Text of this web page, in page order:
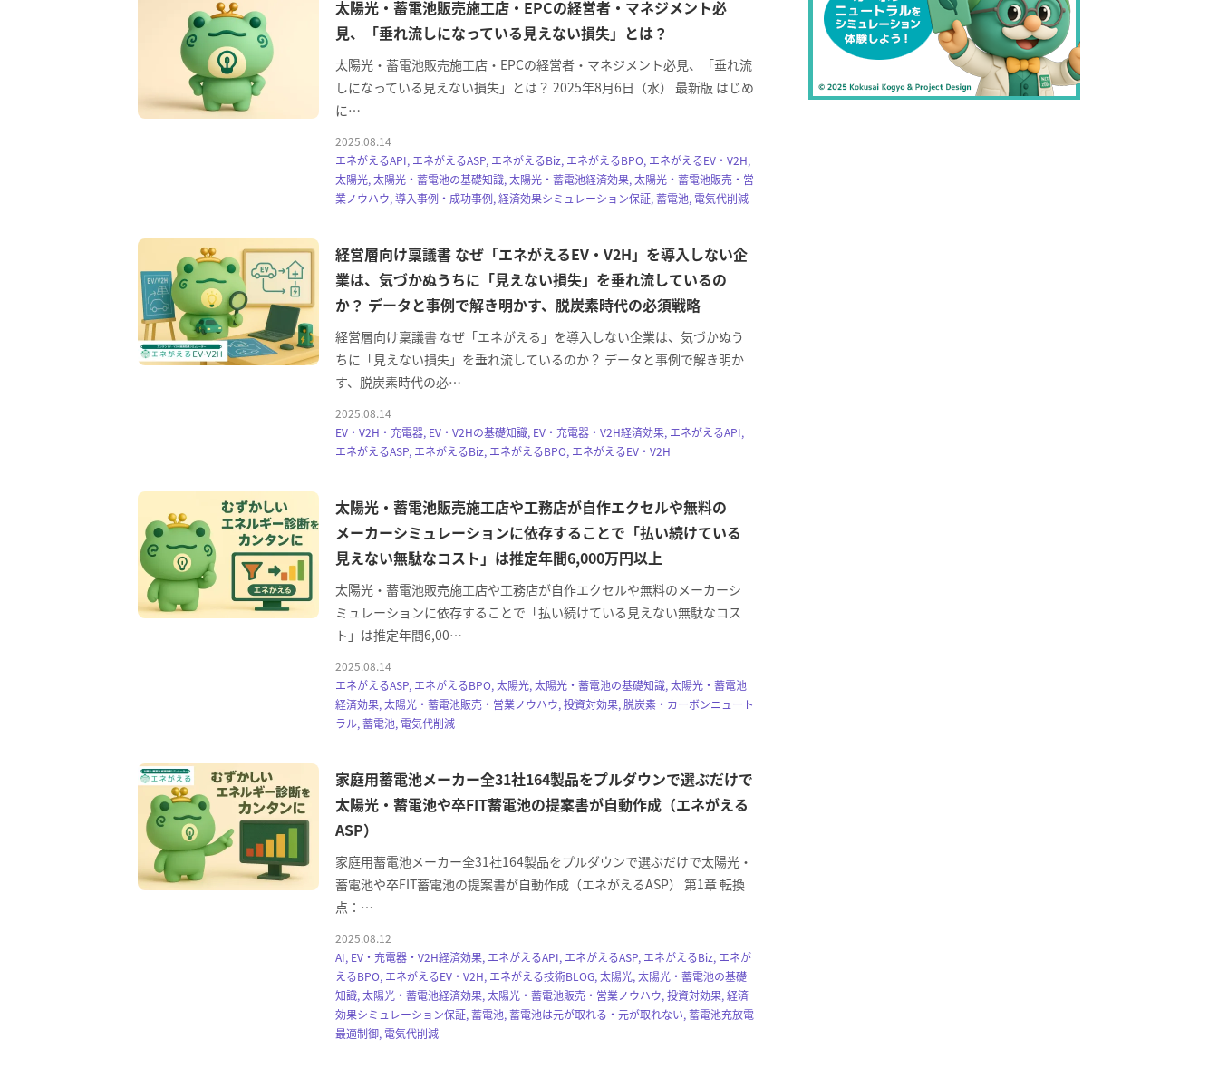
太陽光・蓄電池販売施工店・EPCの経営者・マネジメント必
見、「垂れ流しになっている見えない損失」とは？
太陽光・蓄電池販売施工店・EPCの経営者・マネジメント必見、「垂れ流
しになっている見えない損失」とは？ 2025年8月6日（水） 最新版 はじめ
に…
2025.08.14
エネがえるAPI, エネがえるASP, エネがえるBiz, エネがえるBPO, エネがえるEV・V2H,
太陽光, 太陽光・蓄電池の基礎知識, 太陽光・蓄電池経済効果, 太陽光・蓄電池販売・営
業ノウハウ, 導入事例・成功事例, 経済効果シミュレーション保証, 蓄電池, 電気代削減
経営層向け稟議書 なぜ「エネがえるEV・V2H」を導入しない企
業は、気づかぬうちに「見えない損失」を垂れ流しているの
か？ データと事例で解き明かす、脱炭素時代の必須戦略―
経営層向け稟議書 なぜ「エネがえる」を導入しない企業は、気づかぬう
ちに「見えない損失」を垂れ流しているのか？ データと事例で解き明か
す、脱炭素時代の必…
2025.08.14
EV・V2H・充電器, EV・V2Hの基礎知識, EV・充電器・V2H経済効果, エネがえるAPI,
エネがえるASP, エネがえるBiz, エネがえるBPO, エネがえるEV・V2H
太陽光・蓄電池販売施工店や工務店が自作エクセルや無料の
メーカーシミュレーションに依存することで「払い続けている
見えない無駄なコスト」は推定年間6,000万円以上
太陽光・蓄電池販売施工店や工務店が自作エクセルや無料のメーカーシ
ミュレーションに依存することで「払い続けている見えない無駄なコス
ト」は推定年間6,00…
2025.08.14
エネがえるASP, エネがえるBPO, 太陽光, 太陽光・蓄電池の基礎知識, 太陽光・蓄電池
経済効果, 太陽光・蓄電池販売・営業ノウハウ, 投資対効果, 脱炭素・カーボンニュート
ラル, 蓄電池, 電気代削減
家庭用蓄電池メーカー全31社164製品をプルダウンで選ぶだけで
太陽光・蓄電池や卒FIT蓄電池の提案書が自動作成（エネがえる
ASP）
家庭用蓄電池メーカー全31社164製品をプルダウンで選ぶだけで太陽光・
蓄電池や卒FIT蓄電池の提案書が自動作成（エネがえるASP） 第1章 転換
点：…
2025.08.12
AI, EV・充電器・V2H経済効果, エネがえるAPI, エネがえるASP, エネがえるBiz, エネが
えるBPO, エネがえるEV・V2H, エネがえる技術BLOG, 太陽光, 太陽光・蓄電池の基礎
知識, 太陽光・蓄電池経済効果, 太陽光・蓄電池販売・営業ノウハウ, 投資対効果, 経済
効果シミュレーション保証, 蓄電池, 蓄電池は元が取れる・元が取れない, 蓄電池充放電
最適制御, 電気代削減